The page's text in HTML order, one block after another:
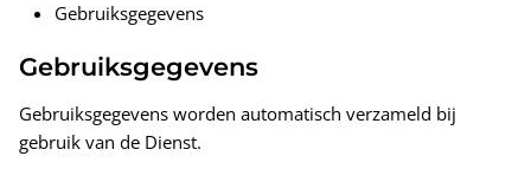
Gebruiksgegevens
Gebruiksgegevens
Gebruiksgegevens worden automatisch verzameld bij
gebruik van de Dienst.